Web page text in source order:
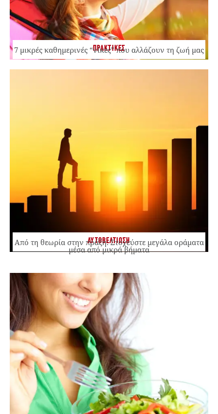
ΠΡΑΚΤΙΚΕΣ
7 μικρές καθημερινές “νίκες” που αλλάζουν τη ζωή μας
ΑΥΤΟΒΕΛΤΙΩΣΗ
Από τη θεωρία στην πράξη: Στοχεύστε μεγάλα οράματα
μέσα από μικρά βήματα